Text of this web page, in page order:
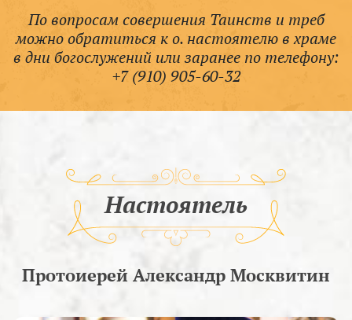
По вопросам совершения Таинств и треб
можно обратиться к о. настоятелю в храме
в дни богослужений или заранее по телефону:
+7 (910) 905-60-32
Настоятель
Протоиерей Александр Москвитин